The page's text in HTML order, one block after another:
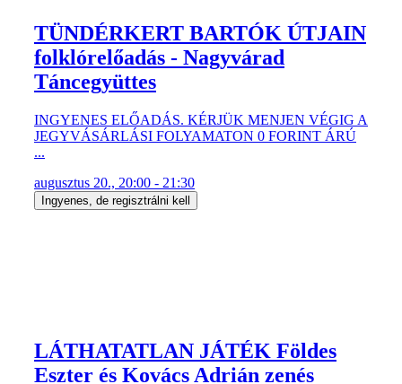
TÜNDÉRKERT BARTÓK ÚTJAIN
folklórelőadás - Nagyvárad
Táncegyüttes
INGYENES ELŐADÁS. KÉRJÜK MENJEN VÉGIG A
JEGYVÁSÁRLÁSI FOLYAMATON 0 FORINT ÁRÚ
...
augusztus 20., 20:00 - 21:30
Ingyenes, de regisztrálni kell
LÁTHATATLAN JÁTÉK Földes
Eszter és Kovács Adrián zenés